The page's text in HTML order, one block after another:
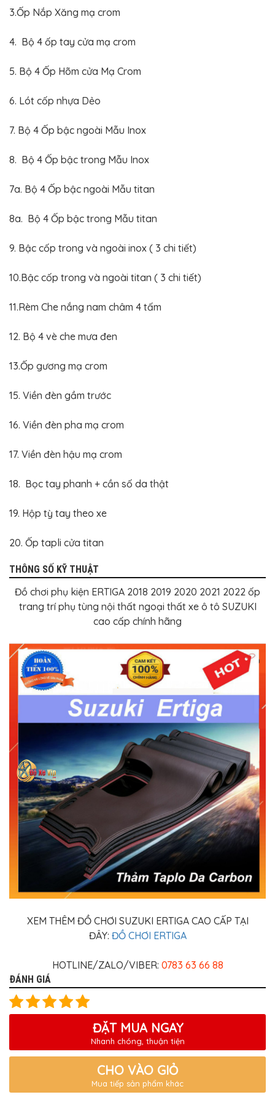
3.Ốp Nắp Xăng mạ crom
4. Bộ 4 ốp tay cửa mạ crom
5. Bộ 4 Ốp Hõm cửa Mạ Crom
6. Lót cốp nhựa Dẻo
7. Bộ 4 Ốp bậc ngoài Mẫu Inox
8. Bộ 4 Ốp bậc trong Mẫu Inox
7a. Bộ 4 Ốp bậc ngoài Mẫu titan
8a. Bộ 4 Ốp bậc trong Mẫu titan
9. Bậc cốp trong và ngoài inox ( 3 chi tiết)
10.Bậc cốp trong và ngoài titan ( 3 chi tiết)
11.Rèm Che nắng nam châm 4 tấm
12. Bộ 4 vè che mưa đen
13.Ốp gương mạ crom
15. Viền đèn gầm trước
16. Viền đèn pha mạ crom
17. Viền đèn hậu mạ crom
18. Bọc tay phanh + cần số da thật
19. Hộp tỳ tay theo xe
20. Ốp tapli cửa titan
THÔNG SỐ KỸ THUẬT
Đồ chơi phụ kiện ERTIGA 2018 2019 2020 2021 2022 ốp
trang trí phụ tùng nội thất ngoại thất xe ô tô SUZUKI
cao cấp chính hãng
XEM THÊM ĐỒ CHƠI SUZUKI ERTIGA CAO CẤP TẠI
ĐÂY: ĐỒ CHƠI ERTIGA
HOTLINE/ZALO/VIBER: 0783 63 66 88
ĐÁNH GIÁ
ĐẶT MUA NGAY
Nhanh chóng, thuận tiện
CHO VÀO GIỎ
Mua tiếp sản phẩm khác